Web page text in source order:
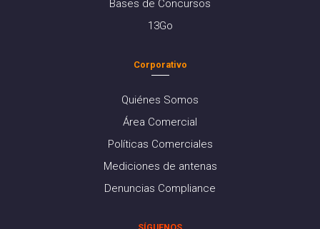
Bases de Concursos
13Go
Corporativo
Quiénes Somos
Área Comercial
Políticas Comerciales
Mediciones de antenas
Denuncias Compliance